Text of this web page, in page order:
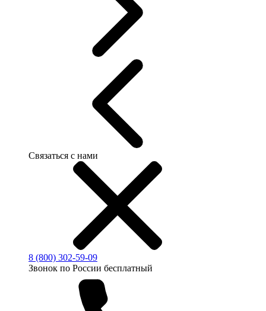
Связаться с нами
8 (800) 302-59-09
Звонок по России бесплатный